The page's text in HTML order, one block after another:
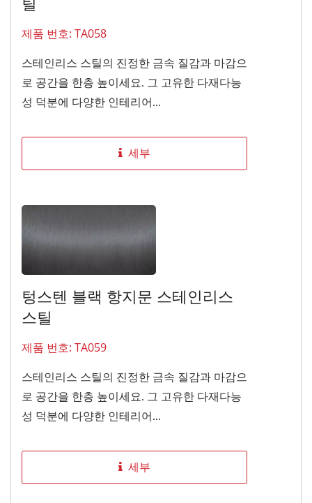
제품 번호: TA058
스테인리스 스틸의 진정한 금속 질감과 마감으
로 공간을 한층 높이세요. 그 고유한 다재다능
성 덕분에 다양한 인테리어...
세부
텅스텐 블랙 항지문 스테인리스
스틸
제품 번호: TA059
스테인리스 스틸의 진정한 금속 질감과 마감으
로 공간을 한층 높이세요. 그 고유한 다재다능
성 덕분에 다양한 인테리어...
세부